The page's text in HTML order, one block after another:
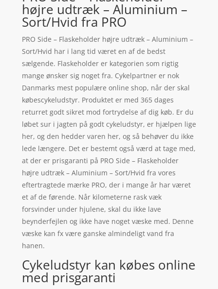
højre udtræk – Aluminium –
Sort/Hvid fra PRO
PRO Side – Flaskeholder højre udtræk – Aluminium –
Sort/Hvid har i lang tid været en af de bedst
sælgende. Flaskeholder er kategorien som rigtig
mange ønsker sig noget fra. Cykelpartner er nok
Danmarks mest populære online shop, når der skal
købescykeludstyr. Produktet er med 365 dages
returret godt sikret mod fortrydelse af dig køb. Er du
løbet sur i jagten på godt cykeludstyr, er hjælpen lige
her, og den hedder varen her, og så behøver du ikke
lede længere. Det er bestemt også værd at tage med,
at der er prisgaranti på PRO Side – Flaskeholder
højre udtræk – Aluminium – Sort/Hvid fra vores
eftertragtede mærke PRO, der i mange år har været
et af de førende. Når kilometerne rask væk
forsvinder under hjulene, skal du ikke lave
beynderfejlen og ikke have noget væske med. Denne
væske kan fx være ganske almindeligt vand fra
hanen.
Cykeludstyr kan købes online
med prisgaranti